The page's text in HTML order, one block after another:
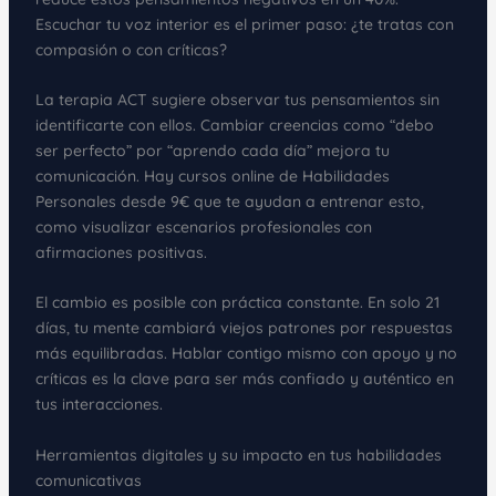
Escuchar tu voz interior es el primer paso: ¿te tratas con
compasión o con críticas?
La terapia ACT sugiere observar tus pensamientos sin
identificarte con ellos. Cambiar creencias como “debo
ser perfecto” por “aprendo cada día” mejora tu
comunicación. Hay cursos online de Habilidades
Personales desde 9€ que te ayudan a entrenar esto,
como visualizar escenarios profesionales con
afirmaciones positivas.
El cambio es posible con práctica constante. En solo 21
días, tu mente cambiará viejos patrones por respuestas
más equilibradas. Hablar contigo mismo con apoyo y no
críticas es la clave para ser más confiado y auténtico en
tus interacciones.
Herramientas digitales y su impacto en tus habilidades
comunicativas